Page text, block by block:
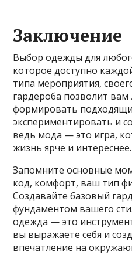
Заключение
Выбор одежды для
которое доступно
типа мероприятия,
гардероба позволит вам
формировать
экспериментировать и
ведь мода — это игра,
жизнь ярче и интереснее.
Запомните основные
код, комфорт, ваш тип
Создавайте базовый
фундаментом вашего
одежда — это
вы выражаете себя и
впечатление на